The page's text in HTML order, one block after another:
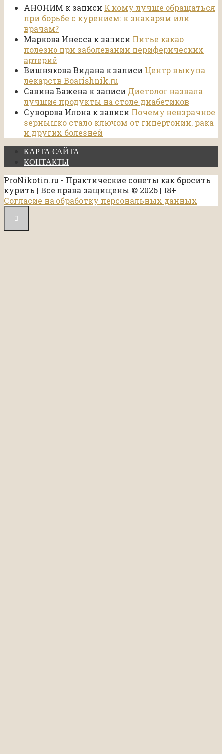
АНОНИМ к записи К кому лучше обращаться
при борьбе с курением: к знахарям или
врачам?
Маркова Инесса к записи Питье какао
полезно при заболевании периферических
артерий
Вишнякова Видана к записи Центр выкупа
лекарств Boarishnik.ru
Савина Бажена к записи Диетолог назвала
лучшие продукты на столе диабетиков
Суворова Илона к записи Почему невзрачное
зернышко стало ключом от гипертонии, рака
и других болезней
КАРТА САЙТА
КОНТАКТЫ
ProNikotin.ru - Практические советы как бросить
курить | Все права защищены © 2026 | 18+
Согласие на обработку персональных данных